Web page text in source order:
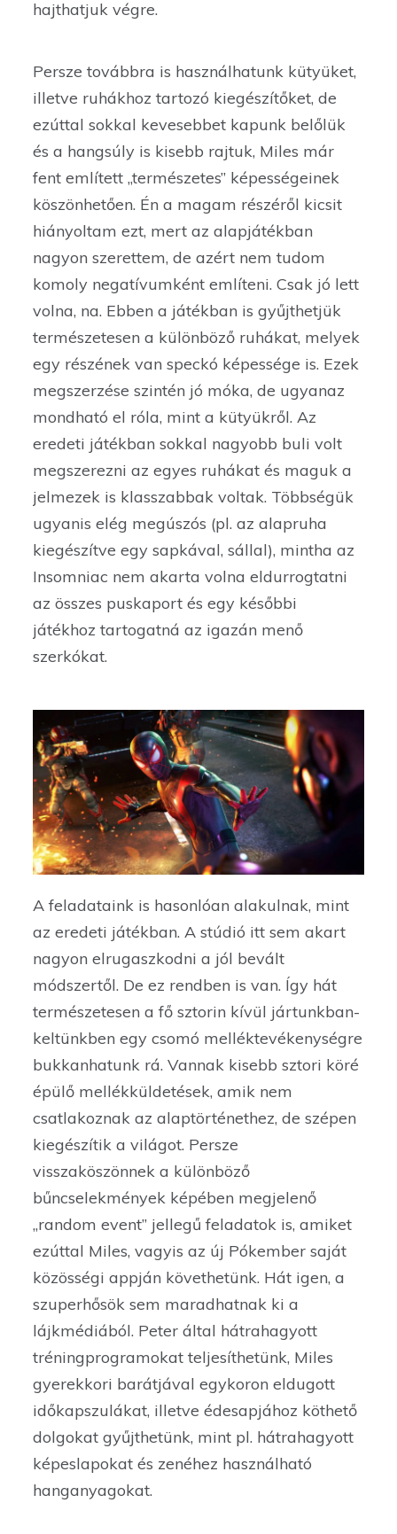
hajthatjuk végre.
Persze továbbra is használhatunk kütyüket,
illetve ruhákhoz tartozó kiegészítőket, de
ezúttal sokkal kevesebbet kapunk belőlük
és a hangsúly is kisebb rajtuk, Miles már
fent említett „természetes” képességeinek
köszönhetően. Én a magam részéről kicsit
hiányoltam ezt, mert az alapjátékban
nagyon szerettem, de azért nem tudom
komoly negatívumként említeni. Csak jó lett
volna, na. Ebben a játékban is gyűjthetjük
természetesen a különböző ruhákat, melyek
egy részének van speckó képessége is. Ezek
megszerzése szintén jó móka, de ugyanaz
mondható el róla, mint a kütyükről. Az
eredeti játékban sokkal nagyobb buli volt
megszerezni az egyes ruhákat és maguk a
jelmezek is klasszabbak voltak. Többségük
ugyanis elég megúszós (pl. az alapruha
kiegészítve egy sapkával, sállal), mintha az
Insomniac nem akarta volna eldurrogtatni
az összes puskaport és egy későbbi
játékhoz tartogatná az igazán menő
szerkókat.
A feladataink is hasonlóan alakulnak, mint
az eredeti játékban. A stúdió itt sem akart
nagyon elrugaszkodni a jól bevált
módszertől. De ez rendben is van. Így hát
természetesen a fő sztorin kívül jártunkban-
keltünkben egy csomó melléktevékenységre
bukkanhatunk rá. Vannak kisebb sztori köré
épülő mellékküldetések, amik nem
csatlakoznak az alaptörténethez, de szépen
kiegészítik a világot. Persze
visszaköszönnek a különböző
bűncselekmények képében megjelenő
„random event” jellegű feladatok is, amiket
ezúttal Miles, vagyis az új Pókember saját
közösségi appján követhetünk. Hát igen, a
szuperhősök sem maradhatnak ki a
lájkmédiából. Peter által hátrahagyott
tréningprogramokat teljesíthetünk, Miles
gyerekkori barátjával egykoron eldugott
időkapszulákat, illetve édesapjához köthető
dolgokat gyűjthetünk, mint pl. hátrahagyott
képeslapokat és zenéhez használható
hanganyagokat.